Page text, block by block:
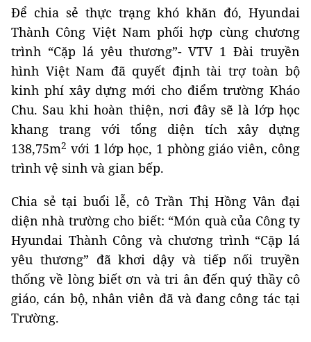
Để chia sẻ thực trạng khó khăn đó, Hyundai
Thành Công Việt Nam phối hợp cùng chương
trình “Cặp lá yêu thương”- VTV 1 Đài truyền
hình Việt Nam đã quyết định tài trợ toàn bộ
kinh phí xây dựng mới cho điểm trường Kháo
Chu. Sau khi hoàn thiện, nơi đây sẽ là lớp học
khang trang với tổng diện tích xây dựng
138,75m2 với 1 lớp học, 1 phòng giáo viên, công
trình vệ sinh và gian bếp.
Chia sẻ tại buổi lễ, cô Trần Thị Hồng Vân đại
diện nhà trường cho biết: “Món quà của Công ty
Hyundai Thành Công và chương trình “Cặp lá
yêu thương” đã khơi dậy và tiếp nối truyền
thống về lòng biết ơn và tri ân đến quý thầy cô
giáo, cán bộ, nhân viên đã và đang công tác tại
Trường.